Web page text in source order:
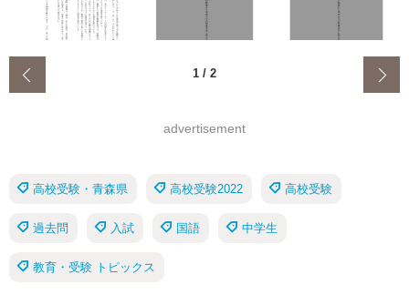
1 / 2
advertisement
高校受験・青森県 高校受験2022 高校受験
過去問 入試 国語 中学生
教育・受験 トピックス